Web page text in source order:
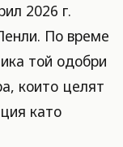
2026 г.
По време
той одобри
които целят
като